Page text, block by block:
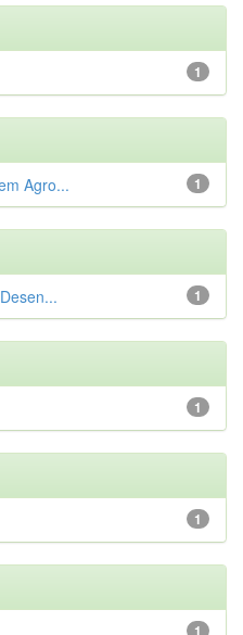
1
1
Agro...
1
1
1
1